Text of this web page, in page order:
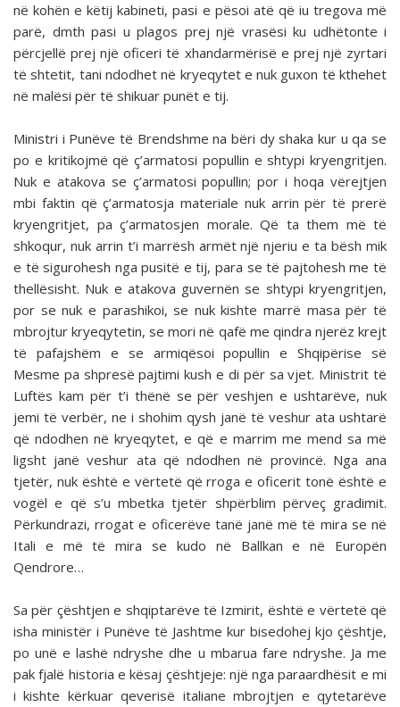
në kohën e këtij kabineti, pasi e pësoi atë që iu tregova më
parë, dmth pasi u plagos prej një vrasësi ku udhëtonte i
përcjellë prej një oficeri të xhandarmërisë e prej një zyrtari
të shtetit, tani ndodhet në kryeqytet e nuk guxon të kthehet
në malësi për të shikuar punët e tij.
Ministri i Punëve të Brendshme na bëri dy shaka kur u qa se
po e kritikojmë që ç’armatosi popullin e shtypi kry­engritjen.
Nuk e atakova se ç’armatosi popullin; por i hoqa vërejtjen
mbi faktin që ç’armatosja materiale nuk arrin për të prerë
kryengritjet, pa ç’armatosjen morale. Që ta them më të
shkoqur, nuk arrin t’i marrësh armët një njeriu e ta bësh mik
e të sigurohesh nga pusitë e tij, para se të pajtohesh me të
thellësisht. Nuk e atakova guvernën se shtypi kryengritjen,
por se nuk e parashikoi, se nuk kishte marrë masa për të
mbrojtur kryeqytetin, se mori në qafë me qindra njerëz krejt
të pafajshëm e se armiqësoi popullin e Shqipërise së
Mesme pa shpresë pajtimi kush e di për sa vjet. Ministrit të
Luftës kam për t’i thënë se për veshjen e ushtarëve, nuk
jemi të verbër, ne i shohim qysh janë të ve­shur ata ushtarë
që ndodhen në kryeqytet, e që e marrim me mend sa më
ligsht janë veshur ata që ndodhen në provincë. Nga ana
tjetër, nuk është e vërtetë që rroga e oficerit tonë është e
vogël e që s’u mbetka tjetër shpërblim përveç grad­imit.
Përkundrazi, rrogat e oficerëve tanë janë më të mira se në
Itali e më të mira se kudo në Ballkan e në Europën
Qendrore…
Sa për çështjen e shqiptarëve të Izmirit, është e vër­tetë që
isha ministër i Punëve të Jashtme kur bisedohej kjo çështje,
po unë e lashë ndryshe dhe u mbarua fare ndry­she. Ja me
pak fjalë historia e kësaj çështjeje: një nga para­ardhësit e mi
i kishte kërkuar qeverisë italiane mbrojtjen e qytetarëve